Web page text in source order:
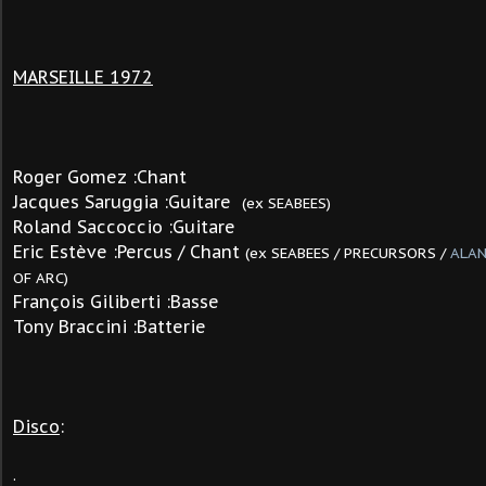
MARSEILLE 1972
Roger Gomez :Chant
Jacques Saruggia :Guitare (ex SEABEES)
Roland Saccoccio :Guitare
Eric Estève :Percus / Chant (ex SEABEES / PRECURSORS /
OF ARC)
François Giliberti :Basse
Tony Braccini :Batterie
Disco:
.